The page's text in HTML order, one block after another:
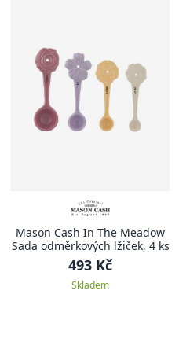
Mason Cash In The Meadow
Sada odměrkových lžiček, 4 ks
493 Kč
Skladem